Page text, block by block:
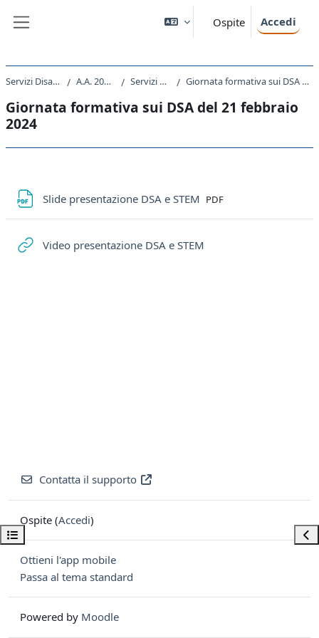
Ospite Accedi
Apri indice del corso
Servizi Disabili e DSA A.A. 2022 - 2023 Servizi DSA 2022 Giornata formativa sui DSA del 21 febbraio 2024
Giornata formativa sui DSA del 21 febbraio
2024
Slide presentazione DSA e STEM File
PDF
Video presentazione DSA e STEM
Contatta il supporto
Ospite (Accedi)
Ottieni l'app mobile
Passa al tema standard
Powered by Moodle